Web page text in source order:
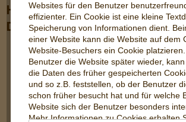
Websites für den Benutzer be
effizienter. Ein Cookie ist eine kleine
Speicherung von Informationen dient.
einer Website kann die Website auf dem
Website-Besuchers ein Cookie
Benutzer die Website später wieder,
die Daten des früher gespeicherten
und so z.B. feststellen, ob der Benutzer
schon früher besucht hat und für welche
Website sich der Benutzer besonders
Mehr Informationen zu Cookies erhalten
Hawke Vantage 4-12x40 AO
DUPLEX